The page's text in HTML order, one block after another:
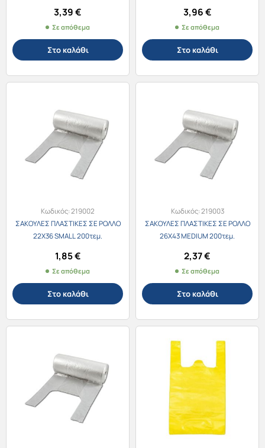
3,39€
Σε απόθεμα
Στο καλάθι
3,96€
Σε απόθεμα
Στο καλάθι
Κωδικός:219002
ΣΑΚΟΥΛΕΣ ΠΛΑΣΤΙΚΕΣ ΣΕ ΡΟΛΛΟ
22Χ36 SMALL 200τεμ.
1,85€
Σε απόθεμα
Στο καλάθι
Κωδικός:219003
ΣΑΚΟΥΛΕΣ ΠΛΑΣΤΙΚΕΣ ΣΕ ΡΟΛΛΟ
26Χ43 MEDIUM 200τεμ.
2,37€
Σε απόθεμα
Στο καλάθι